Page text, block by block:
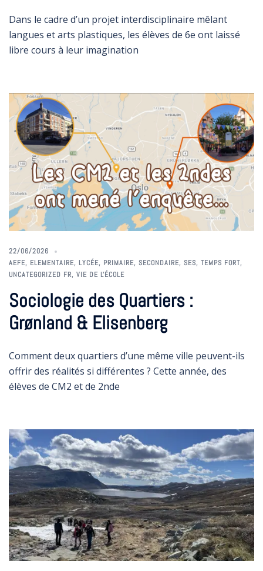
Dans le cadre d’un projet interdisciplinaire mêlant
langues et arts plastiques, les élèves de 6e ont laissé
libre cours à leur imagination
22/06/2026
AEFE, ELEMENTAIRE, LYCÉE, PRIMAIRE, SECONDAIRE, SES, TEMPS FORT,
UNCATEGORIZED FR, VIE DE L'ÉCOLE
Sociologie des Quartiers :
Grønland & Elisenberg
Comment deux quartiers d’une même ville peuvent-ils
offrir des réalités si différentes ? Cette année, des
élèves de CM2 et de 2nde